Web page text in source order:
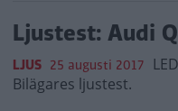
Ljustest: Audi
LJUS 25 augusti 2017
Bilägares ljustest.